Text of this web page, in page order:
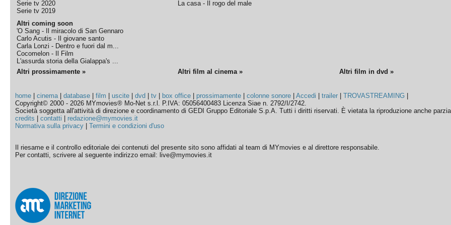
Serie tv 2020
Serie tv 2019
Altri coming soon
'O Sang - Il miracolo di San Gennaro
Carlo Acutis - Il giovane santo
Carla Lonzi - Dentro e fuori dal m...
Cocomelon - Il Film
L'assurda storia della Gialappa's ...
La casa - Il rogo del male
Altri prossimamente » Altri film al cinema » Altri film in dvd »
home |cinema|database |film |uscite |dvd |tv box office prossimamente |colonne sonore |Accedi |trailer |TROVASTREAMING
Copyright© 2000 - 2026 MYmovies® Mo-Net s.r.l. P.IVA: 05056400483 Licenza Siae n. 2792/I/2742.
Società soggetta all'attività di direzione e coordinamento di GEDI Gruppo Editoriale S.p.A. Tutti i diritti riservati. È vietata la riproduzione anche
credits |contatti
redazione@mymovies.it
Normativa sulla privacy |Termini e condizioni d'uso
Il riesame e il controllo editoriale dei contenuti del presente sito sono affidati al team di MYmovies e al direttore responsabile.
Per contatti, scrivere al seguente indirizzo email: live@mymovies.it